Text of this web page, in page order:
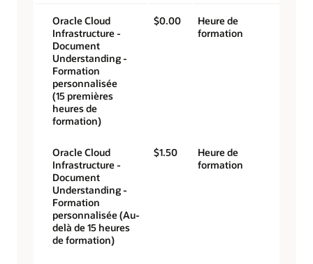
Oracle Cloud
Infrastructure -
Document
Understanding -
Formation
personnalisée
(15 premières
heures de
formation)
$0.00
Heure de
formation
Oracle Cloud
Infrastructure -
Document
Understanding -
Formation
personnalisée (Au-
delà de 15 heures
de formation)
$1.50
Heure de
formation